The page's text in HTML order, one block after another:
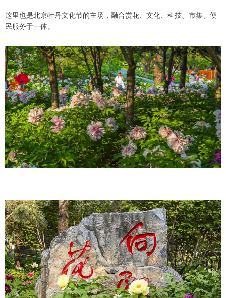
这里也是北京牡丹文化节的主场，融合赏花、文化、科技、市集、便
民服务于一体。